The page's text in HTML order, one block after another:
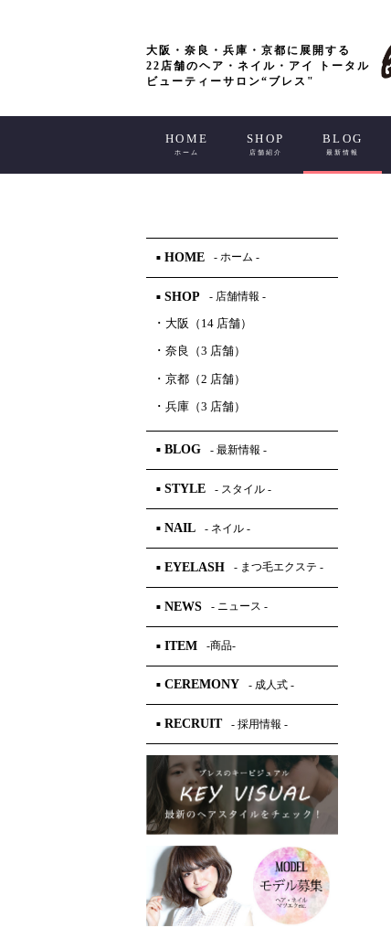
大阪・奈良・兵庫・京都に展開する
22店舗のヘア・ネイル・アイ トータル
ビューティーサロン“ブレス"
HOME
ホーム
SHOP
店舗紹介
BLOG
最新情報
■ HOME - ホーム -
■ SHOP - 店舗情報 -
･ 大阪（14 店舗）
･ 奈良（3 店舗）
･ 京都（2 店舗）
･ 兵庫（3 店舗）
■ BLOG - 最新情報 -
■ STYLE - スタイル -
■ NAIL - ネイル -
■ EYELASH - まつ毛エクステ -
■ NEWS - ニュース -
■ ITEM -商品-
■ CEREMONY - 成人式 -
■ RECRUIT - 採用情報 -